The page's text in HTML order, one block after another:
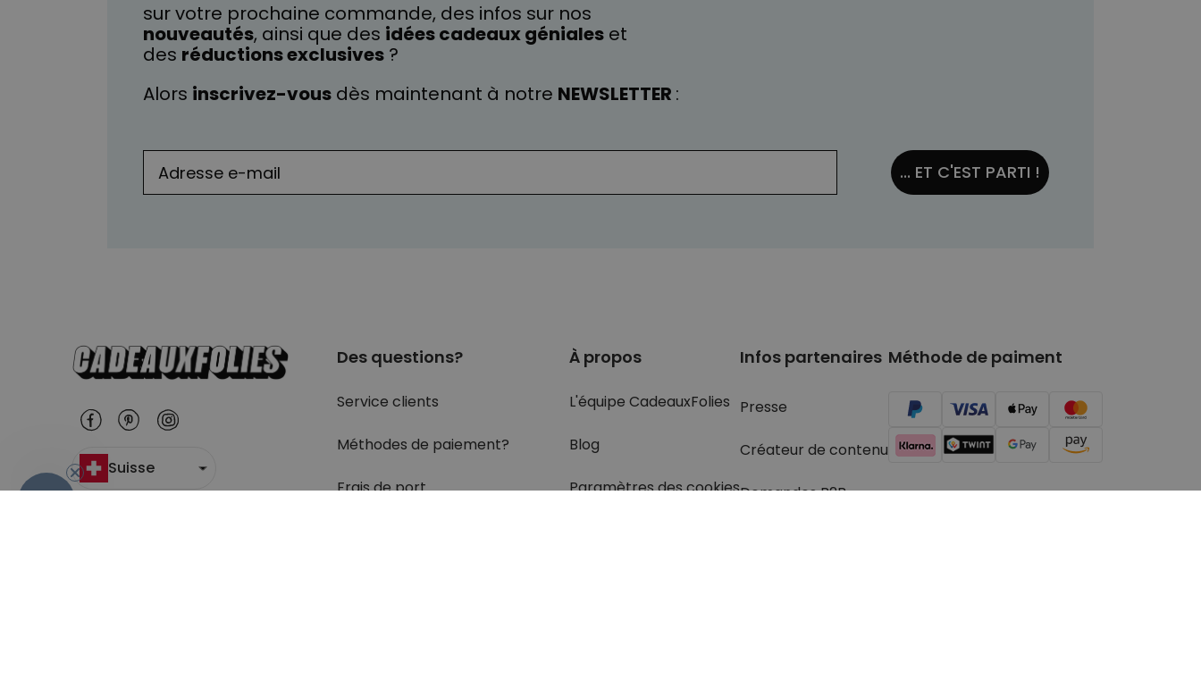
sur votre prochaine commande, des infos sur nos
nouveautés, ainsi que des idées cadeaux géniales et
des réductions exclusives ?
Alors inscrivez-vous dès maintenant à notre NEWSLETTER :
... ET C'EST PARTI !
Suisse
Des questions?
Service clients
Méthodes de paiement?
Frais de port
À propos
L'équipe CadeauxFolies
Blog
Paramètres des cookies
Infos partenaires
Presse
Créateur de contenu
Demandes B2B
Méthode de paiment